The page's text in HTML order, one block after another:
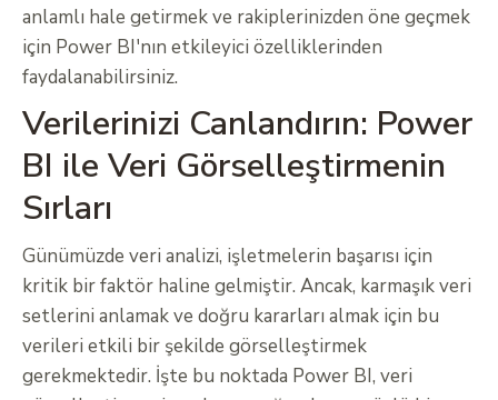
anlamlı hale getirmek ve rakiplerinizden öne geçmek
için Power BI'nın etkileyici özelliklerinden
faydalanabilirsiniz.
Verilerinizi Canlandırın: Power
BI ile Veri Görselleştirmenin
Sırları
Günümüzde veri analizi, işletmelerin başarısı için
kritik bir faktör haline gelmiştir. Ancak, karmaşık veri
setlerini anlamak ve doğru kararları almak için bu
verileri etkili bir şekilde görselleştirmek
gerekmektedir. İşte bu noktada Power BI, veri